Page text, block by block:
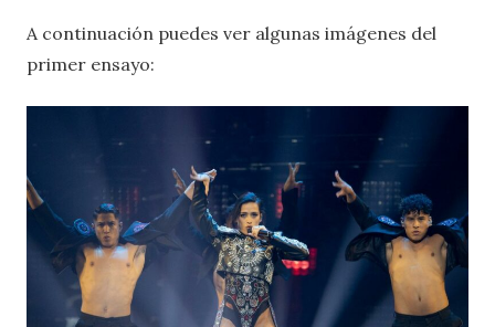
A continuación puedes ver algunas imágenes del
primer ensayo: